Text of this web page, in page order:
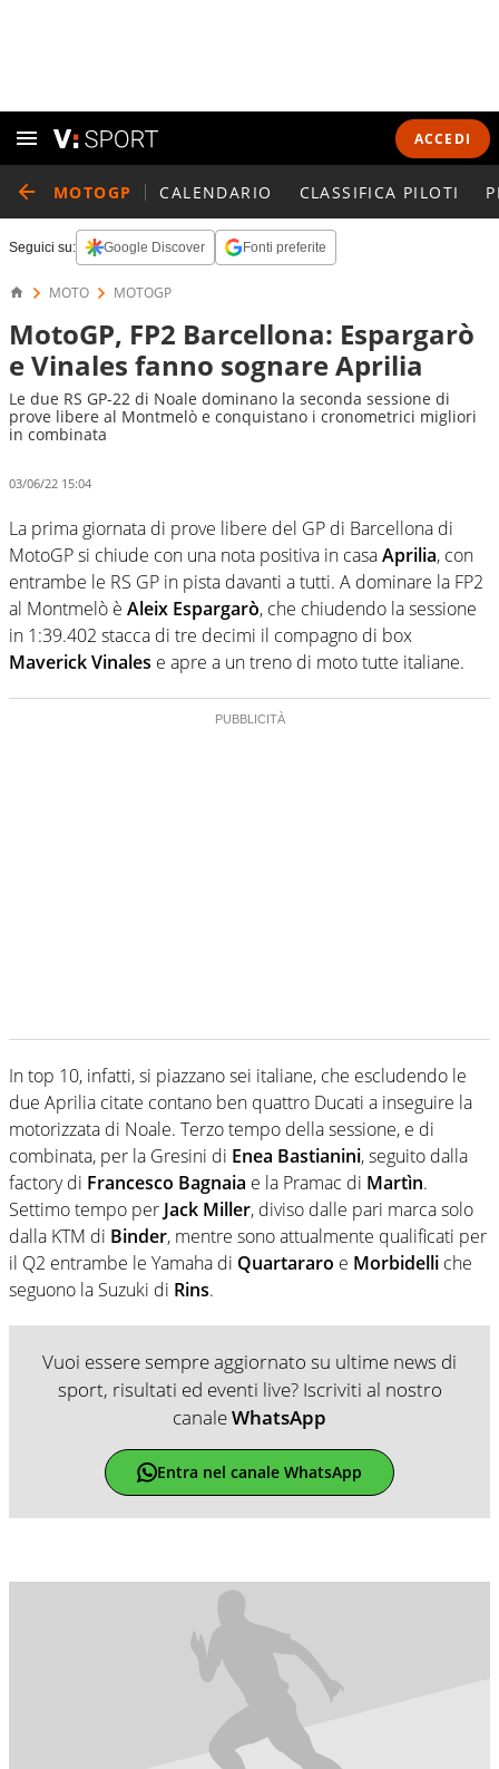
ACCEDI
MOTOGP CALENDARIO CLASSIFICA PILOTI
Seguici su: Google Discover Fonti preferite
MOTO MOTOGP
MotoGP, FP2 Barcellona: Espargarò
e Vinales fanno sognare Aprilia
Le due RS GP-22 di Noale dominano la seconda sessione di
prove libere al Montmelò e conquistano i cronometrici migliori
in combinata
03/06/22 15:04
La prima giornata di prove libere del GP di Barcellona di
MotoGP si chiude con una nota positiva in casaAprilia, con
entrambe le RS GP in pista davanti a tutti. A dominare la FP2
al Montmelò è Aleix Espargarò, che chiudendo la sessione
in 1:39.402 stacca di tre decimi il compagno di box
Maverick Vinales e apre a un treno di moto tutte italiane.
In top 10, infatti, si piazzano sei italiane, che escludendo le
due Aprilia citate contano ben quattro Ducati a inseguire la
motorizzata di Noale. Terzo tempo della sessione, e di
combinata, per la Gresini di Enea Bastianini, seguito dalla
factory di Francesco Bagnaia e la Pramac di Martìn.
Settimo tempo per Jack Miller, diviso dalle pari marca solo
dalla KTM di Binder, mentre sono attualmente qualificati per
il Q2 entrambe le Yamaha di Quartararo e Morbidelli che
seguono la Suzuki di Rins.
Vuoi essere sempre aggiornato su ultime news di
sport, risultati ed eventi live? Iscriviti al nostro
canaleWhatsApp
Entra nel canale WhatsApp